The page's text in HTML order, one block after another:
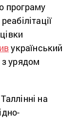
програму
український
з урядом
на